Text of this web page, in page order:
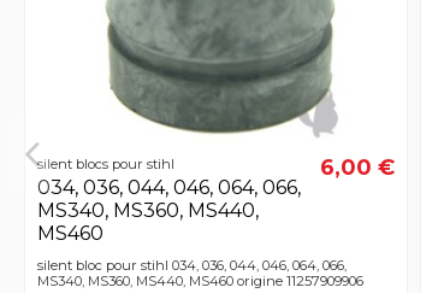
silent blocs pour stihl
034, 036, 044, 046, 064, 066,
MS340, MS360, MS440,
MS460
6,00 €
silent bloc pour stihl 034, 036, 044, 046, 064, 066,
MS340, MS360, MS440, MS460 origine 11257909906